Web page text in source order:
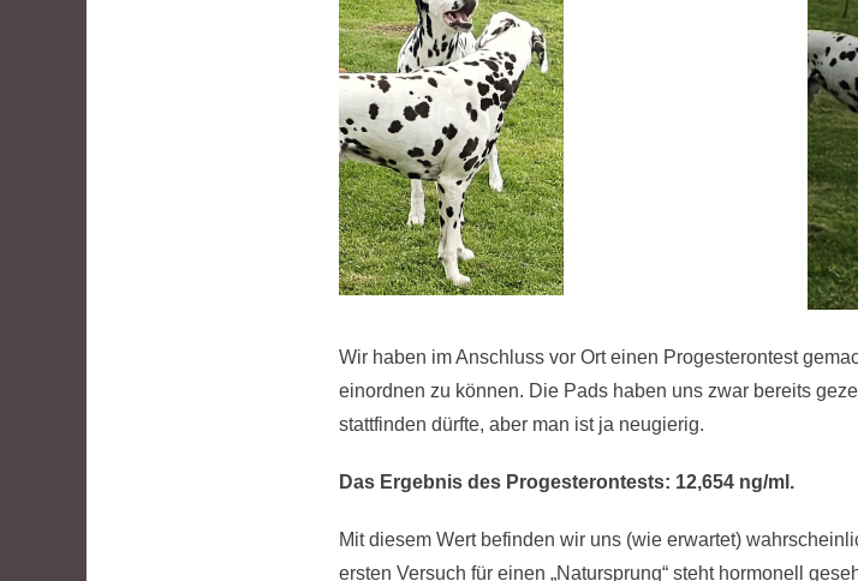
Wir haben im Anschluss vor Ort einen Progesterontest
einordnen zu können. Die Pads haben uns zwar bereits
stattfinden dürfte, aber man ist ja neugierig.
Das Ergebnis des Progesterontests: 12,654 ng/ml.
Mit diesem Wert befinden wir uns (wie erwartet)
ersten Versuch für einen „Natursprung“ steht hormonell